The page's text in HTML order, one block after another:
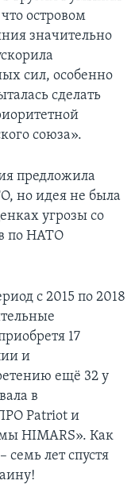
островом
значительно
сил, особенно
сделать
союза».
предложила
но идея не была
угрозы со
по НАТО
с 2015 по 2018
17
и
ещё 32 у
в
Patriot и
HIMARS». Как
семь лет спустя